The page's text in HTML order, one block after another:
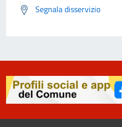
Segnala disservizio